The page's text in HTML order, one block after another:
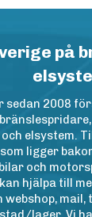
på
sedan 2008
elsystem.
ligger
och
hjälpa till